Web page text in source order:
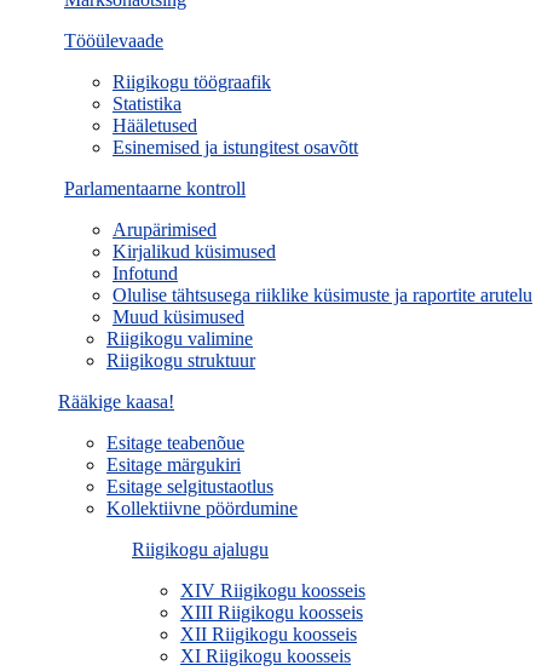
Tööülevaade
Riigikogu töögraafik
Statistika
Hääletused
Esinemised ja istungitest osavõtt
Parlamentaarne kontroll
Arupärimised
Kirjalikud küsimused
Infotund
Olulise tähtsusega riiklike küsimuste ja raportite arutelu
Muud küsimused
Riigikogu valimine
Riigikogu struktuur
Rääkige kaasa!
Esitage teabenõue
Esitage märgukiri
Esitage selgitustaotlus
Kollektiivne pöördumine
Riigikogu ajalugu
XIV Riigikogu koosseis
XIII Riigikogu koosseis
XII Riigikogu koosseis
XI Riigikogu koosseis